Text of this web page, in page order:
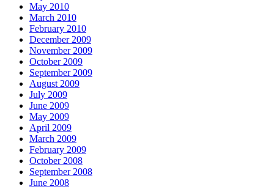
May 2010
March 2010
February 2010
December 2009
November 2009
October 2009
September 2009
August 2009
July 2009
June 2009
May 2009
April 2009
March 2009
February 2009
October 2008
September 2008
June 2008